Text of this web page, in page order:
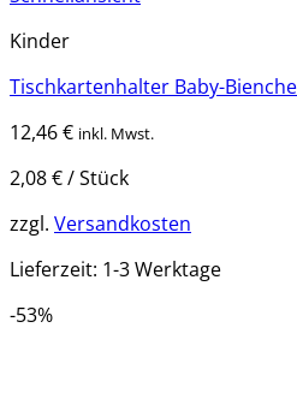
Kinder
Tischkartenhalter Baby-
12,46€ inkl. Mwst.
2,08€/Stück
zzgl. Versandkosten
Lieferzeit: 1-3 Werktage
-53%